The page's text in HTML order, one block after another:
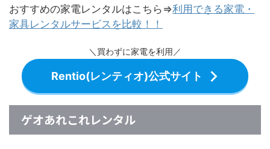
おすすめの家電レンタルはこちら⇒利用できる家電・
家具レンタルサービスを比較！！
＼買わずに家電を利用／
Rentio(レンティオ)公式サイト
ゲオあれこれレンタル